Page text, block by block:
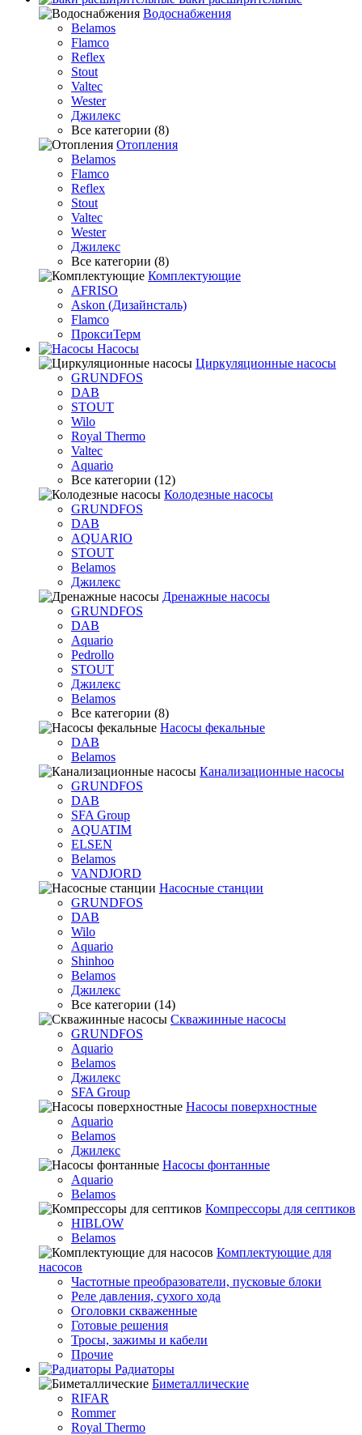
Водоснабжения
Belamos
Flamco
Reflex
Stout
Valtec
Wester
Джилекс
Все категории (8)
Отопления
Belamos
Flamco
Reflex
Stout
Valtec
Wester
Джилекс
Все категории (8)
Комплектующие
AFRISO
Askon (Дизайнсталь)
Flamco
ПроксиТерм
Насосы
Циркуляционные насосы
GRUNDFOS
DAB
STOUT
Wilo
Royal Thermo
Valtec
Aquario
Все категории (12)
Колодезные насосы
GRUNDFOS
DAB
AQUARIO
STOUT
Belamos
Джилекс
Дренажные насосы
GRUNDFOS
DAB
Aquario
Pedrollo
STOUT
Джилекс
Belamos
Все категории (8)
Насосы фекальные
DAB
Belamos
Канализационные насосы
GRUNDFOS
DAB
SFA Group
AQUATIM
ELSEN
Belamos
VANDJORD
Насосные станции
GRUNDFOS
DAB
Wilo
Aquario
Shinhoo
Belamos
Джилекс
Все категории (14)
Скважинные насосы
GRUNDFOS
Aquario
Belamos
Джилекс
SFA Group
Насосы поверхностные
Aquario
Belamos
Джилекс
Насосы фонтанные
Aquario
Belamos
Компрессоры для септиков
HIBLOW
Belamos
Комплектующие для
насосов
Частотные преобразователи, пусковые блоки
Реле давления, сухого хода
Оголовки скваженные
Готовые решения
Тросы, зажимы и кабели
Прочие
Радиаторы
Биметаллические
RIFAR
Rommer
Royal Thermo